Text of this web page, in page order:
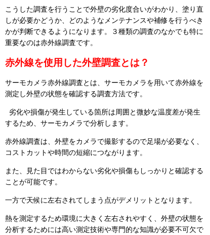
こうした調査を行うことで外壁の劣化度合いがわかり、塗り直
しが必要かどうか、どのようなメンテナンスや補修を行うべき
かが判断できるようになります。３種類の調査のなかでも特に
重要なのは赤外線調査です。
赤外線を使用した外壁調査とは？
サーモカメラ赤外線調査とは、サーモカメラを用いて赤外線を
測定し外壁の状態を確認する調査方法です。
劣化や損傷が発生している箇所は周囲と微妙な温度差が発生
するため、サーモカメラで分析します。
赤外線調査は、外壁をカメラで撮影するので足場が必要なく、
コストカットや時間の短縮につながります。
また、見た目ではわからない劣化や損傷もしっかりと確認する
ことが可能です。
一方で天候に左右されてしまう点がデメリットとなります。
熱を測定するため環境に大きく左右されやすく、外壁の状態を
分析するためには高い測定技術や専門的な知識が必要不可欠で